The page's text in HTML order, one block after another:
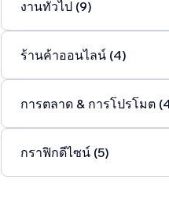
งานทั่วไป (9)
ร้านค้าออนไลน์ (4)
การตลาด & การโปรโมต
กราฟิกดีไซน์ (5)